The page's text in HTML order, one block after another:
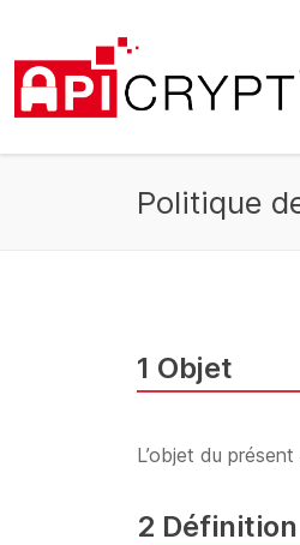
Politique
1 Objet
L’objet du
2 Définition